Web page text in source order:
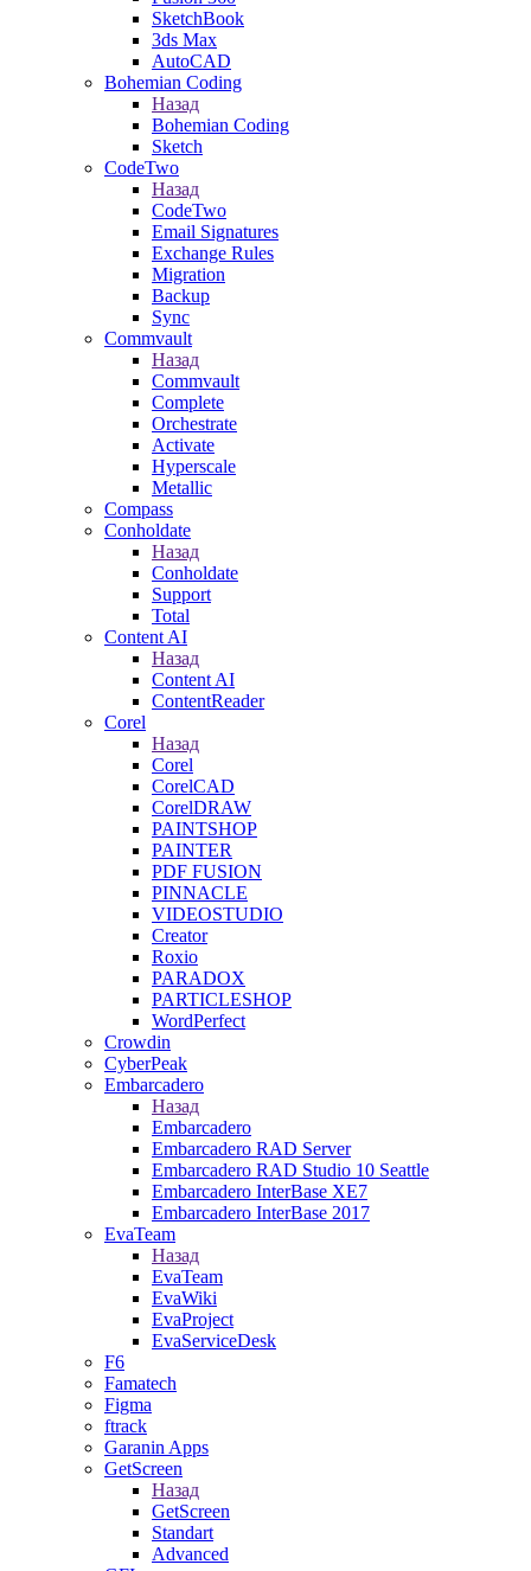
SketchBook
3ds Max
AutoCAD
Bohemian Coding
Назад
Bohemian Coding
Sketch
CodeTwo
Назад
CodeTwo
Email Signatures
Exchange Rules
Migration
Backup
Sync
Commvault
Назад
Commvault
Complete
Orchestrate
Activate
Hyperscale
Metallic
Compass
Conholdate
Назад
Conholdate
Support
Total
Content AI
Назад
Content AI
ContentReader
Corel
Назад
Corel
CorelCAD
CorelDRAW
PAINTSHOP
PAINTER
PDF FUSION
PINNACLE
VIDEOSTUDIO
Creator
Roxio
PARADOX
PARTICLESHOP
WordPerfect
Crowdin
CyberPeak
Embarcadero
Назад
Embarcadero
Embarcadero RAD Server
Embarcadero RAD Studio 10 Seattle
Embarcadero InterBase XE7
Embarcadero InterBase 2017
EvaTeam
Назад
EvaTeam
EvaWiki
EvaProject
EvaServiceDesk
F6
Famatech
Figma
ftrack
Garanin Apps
GetScreen
Назад
GetScreen
Standart
Advanced